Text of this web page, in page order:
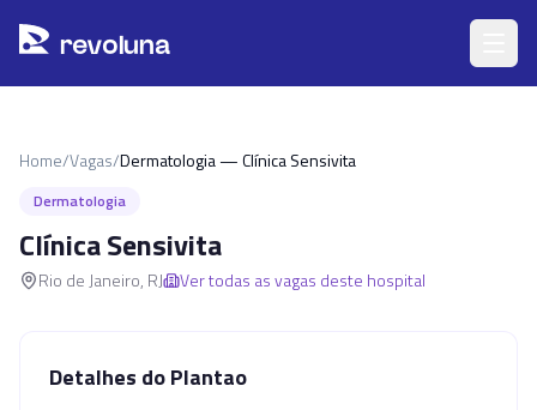
revoluna
Home/Vagas/Dermatologia — Clínica Sensivita
Dermatologia
Clínica Sensivita
Rio de Janeiro, RJ Ver todas as vagas deste hospital
Detalhes do Plantao